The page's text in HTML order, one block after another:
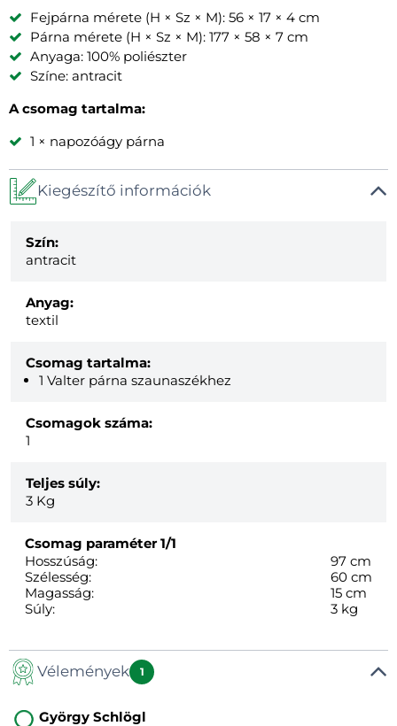
Fejpárna mérete (H × Sz × M): 56 × 17 × 4 cm
Párna mérete (H × Sz × M): 177 × 58 × 7 cm
Anyaga: 100% poliészter
Színe: antracit
A csomag tartalma:
1 × napozóágy párna
Kiegészítő információk
Szín:
antracit
Anyag:
textil
Csomag tartalma:
1 Valter párna szaunaszékhez
Csomagok száma:
1
Teljes súly:
3 Kg
Csomag paraméter1/1
Hosszúság:
97 cm
Szélesség:
60 cm
Magasság:
15 cm
Súly:
3 kg
Vélemények 1
György Schlögl